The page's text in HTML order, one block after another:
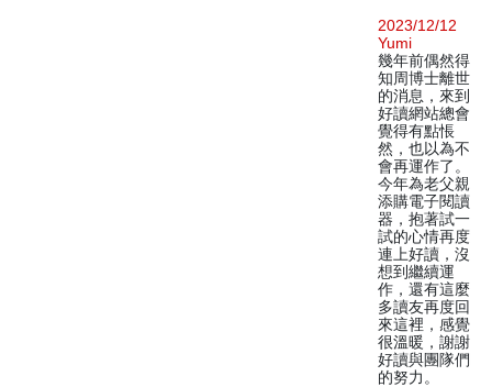
2023/12/12
Yumi
幾年前偶然得
知周博士離世
的消息，來到
好讀網站總會
覺得有點悵
然，也以為不
會再運作了。
今年為老父親
添購電子閱讀
器，抱著試一
試的心情再度
連上好讀，沒
想到繼續運
作，還有這麼
多讀友再度回
來這裡，感覺
很溫暖，謝謝
好讀與團隊們
的努力。